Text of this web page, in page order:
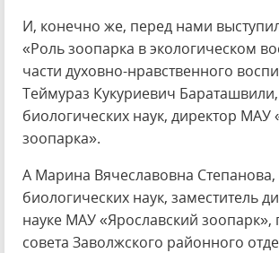
И, конечно же, перед нами
«Роль зоопарка в экологическом
части духовно-нравственного
Теймураз Кукуриевич
биологических наук, директор МАУ
зоопарка».
А Марина Вячеславовна Степанова,
биологических наук, заместитель
науке МАУ «Ярославский зоопарк»,
совета Заволжского районного